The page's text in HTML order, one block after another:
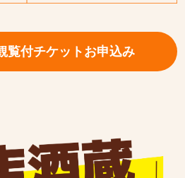
覧付チケットお申込み